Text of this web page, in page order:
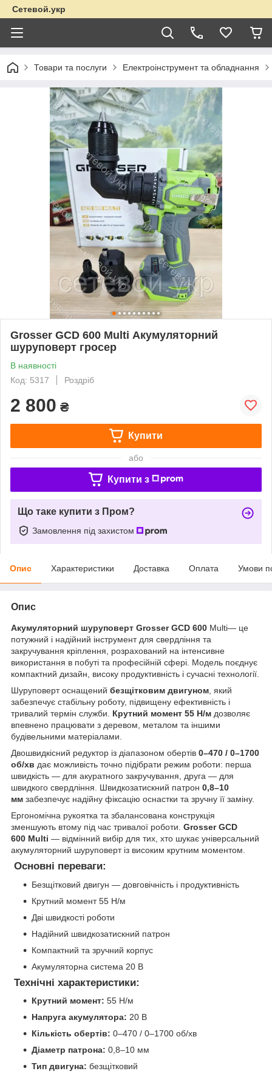
Сетевой.укр
Товари та послуги Електроінструмент та обладнання
Grosser GCD 600 Multi Акумуляторний
шуруповерт гросер
В наявності
Код: 5317
Роздріб
2 800 ₴
Купити
або
Купити з
Що таке купити з Пром?
Замовлення під захистом
Опис Характеристики Доставка Оплата Умови
Опис
Акумуляторний шуруповерт Grosser GCD 600 Multi— це
потужний і надійний інструмент для свердління та
закручування кріплення, розрахований на інтенсивне
використання в побуті та професійній сфері. Модель поєднує
компактний дизайн, високу продуктивність і сучасні технології.
Шуруповерт оснащений безщітковим двигуном , який
забезпечує стабільну роботу, підвищену ефективність і
тривалий термін служби. Крутний момент 55 Н/м дозволяє
впевнено працювати з деревом, металом та іншими
будівельними матеріалами.
Двошвидкісний редуктор із діапазоном обертів 0–470 / 0–1700
об/хв дає можливість точно підібрати режим роботи: перша
швидкість — для акуратного закручування, друга — для
швидкого свердління. Швидкозатискний патрон 0,8–10
мм забезпечує надійну фіксацію оснастки та зручну її заміну.
Ергономічна рукоятка та збалансована конструкція
зменшують втому під час тривалої роботи. Grosser GCD
600 Multi — відмінний вибір для тих, хто шукає універсальний
акумуляторний шуруповерт із високим крутним моментом.
Основні переваги:
Безщітковий двигун — довговічність і продуктивність
Крутний момент 55 Н/м
Дві швидкості роботи
Надійний швидкозатискний патрон
Компактний та зручний корпус
Акумуляторна система 20 В
Технічні характеристики:
Крутний момент: 55 Н/м
Напруга акумулятора: 20 В
Кількість обертів: 0–470 / 0–1700 об/хв
Діаметр патрона: 0,8–10 мм
Тип двигуна: безщітковий